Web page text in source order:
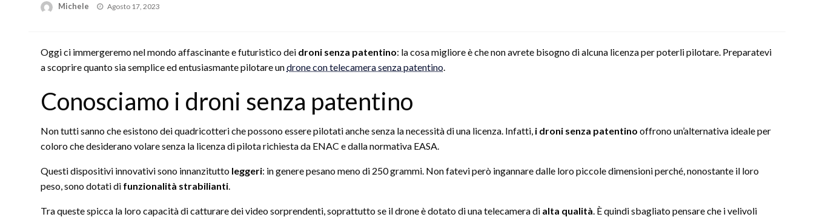
Michele
Posted
Agosto 17, 2023
Oggi ci immergeremo nel mondo affascinante e futuristico dei droni senza patentino: la cosa migliore è che non avrete bisogno di alcuna licenza per poterli pilotare. Preparatevi
a scoprire quanto sia semplice ed entusiasmante pilotare undrone con telecamera senza patentino.
Conosciamo i droni senza patentino
Non tutti sanno che esistono dei quadricotteri che possono essere pilotati anche senza la necessità di una licenza. Infatti, i droni senza patentino offrono un’alternativa ideale per
coloro che desiderano volare senza la licenza di pilota richiesta da ENAC e dalla normativa EASA.
Questi dispositivi innovativi sono innanzitutto leggeri: in genere pesano meno di 250 grammi. Non fatevi però ingannare dalle loro piccole dimensioni perché, nonostante il loro
peso, sono dotati di funzionalità strabilianti.
Tra queste spicca la loro capacità di catturare dei video sorprendenti, soprattutto se il drone è dotato di una telecamera di alta qualità. È quindi sbagliato pensare che i velivoli